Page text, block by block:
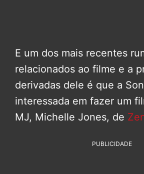
E um dos mais recentes
relacionados ao filme e a
derivadas dele é que a
interessada em fazer um
MJ, Michelle Jones, de
PUBLICIDADE